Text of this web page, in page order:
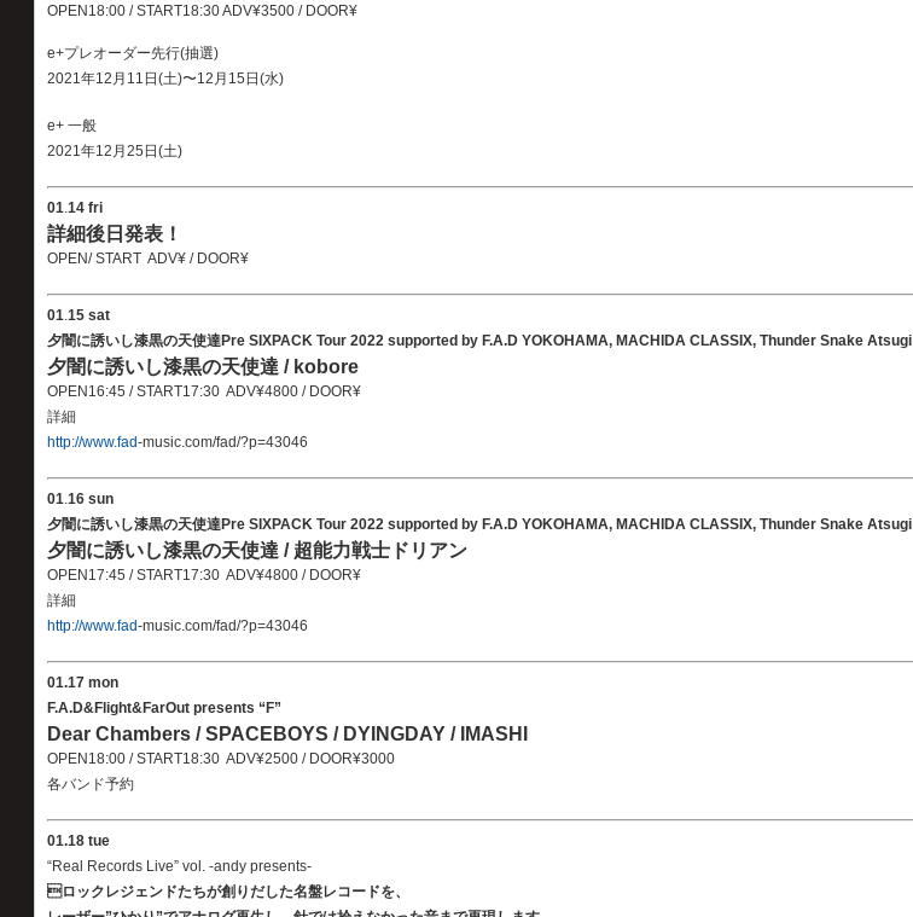
OPEN18:00 / START18:30 ADV¥3500 / DOOR¥
e+プレオーダー先行(抽選)
2021年12月11日(土)〜12月15日(水)
e+ 一般
2021年12月25日(土)
01.14 fri
詳細後日発表！
OPEN/ START ADV¥ / DOOR¥
01.15 sat
夕闇に誘いし漆黒の天使達Pre SIXPACK Tour 2022 supported by F.A.D YOKOHAMA, MACHIDA CLASSIX, Thunder Snake Atsugi
夕闇に誘いし漆黒の天使達 / kobore
OPEN16:45 / START17:30 ADV¥4800 / DOOR¥
詳細
http://www.fad-music.com/fad/?p=43046
01.16 sun
夕闇に誘いし漆黒の天使達Pre SIXPACK Tour 2022 supported by F.A.D YOKOHAMA, MACHIDA CLASSIX, Thunder Snake Atsugi
夕闇に誘いし漆黒の天使達 / 超能力戦士ドリアン
OPEN17:45 / START17:30 ADV¥4800 / DOOR¥
詳細
http://www.fad-music.com/fad/?p=43046
01.17 mon
F.A.D&Flight&FarOut presents “F”
Dear Chambers / SPACEBOYS / DYINGDAY / IMASHI
OPEN18:00 / START18:30 ADV¥2500 / DOOR¥3000
各バンド予約
01.18 tue
“Real Records Live” vol. -andy presents-
ロックレジェンドたちが創りだした名盤レコードを、